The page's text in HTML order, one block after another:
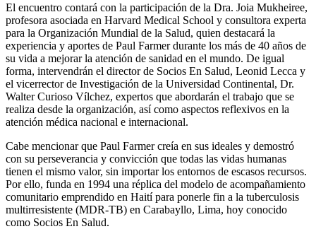
El encuentro contará con la participación de la Dra. Joia Mukheiree,
profesora asociada en Harvard Medical School y consultora experta
para la Organización Mundial de la Salud, quien destacará la
experiencia y aportes de Paul Farmer durante los más de 40 años de
su vida a mejorar la atención de sanidad en el mundo. De igual
forma, intervendrán el director de Socios En Salud, Leonid Lecca y
el vicerrector de Investigación de la Universidad Continental, Dr.
Walter Curioso Vílchez, expertos que abordarán el trabajo que se
realiza desde la organización, así como aspectos reflexivos en la
atención médica nacional e internacional.
Cabe mencionar que Paul Farmer creía en sus ideales y demostró
con su perseverancia y convicción que todas las vidas humanas
tienen el mismo valor, sin importar los entornos de escasos recursos.
Por ello, funda en 1994 una réplica del modelo de acompañamiento
comunitario emprendido en Haití para ponerle fin a la tuberculosis
multirresistente (MDR-TB) en Carabayllo, Lima, hoy conocido
como Socios En Salud.